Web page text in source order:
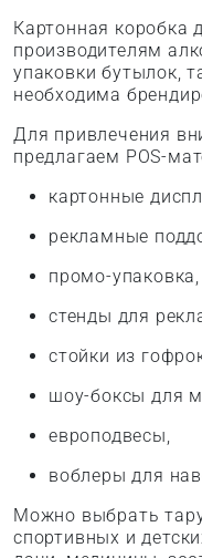
Картонная коробка
производителям
упаковки бутылок,
необходима
Для привлечения
предлагаем POS-
картонные
рекламные
промо-упаковка,
стенды для
стойки из
шоу-боксы для
европодвесы,
воблеры для
Можно выбрать
спортивных и